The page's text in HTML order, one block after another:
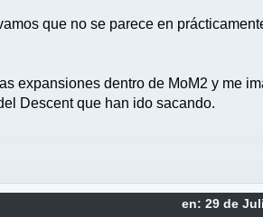
que no se parece en
expansiones dentro de MoM2 y me
Descent que han ido sacando.
en: 29 de